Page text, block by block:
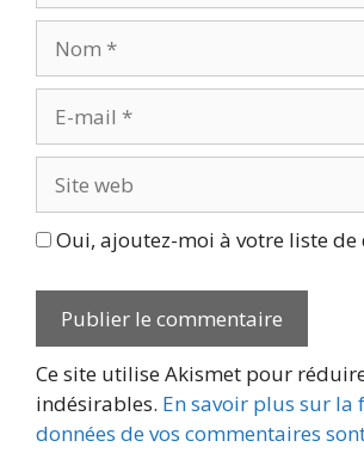
mail
web
Oui, ajoutez-moi à votre liste
Ce site utilise Akismet pour
indésirables. En savoir plus sur la
données de vos commentaires